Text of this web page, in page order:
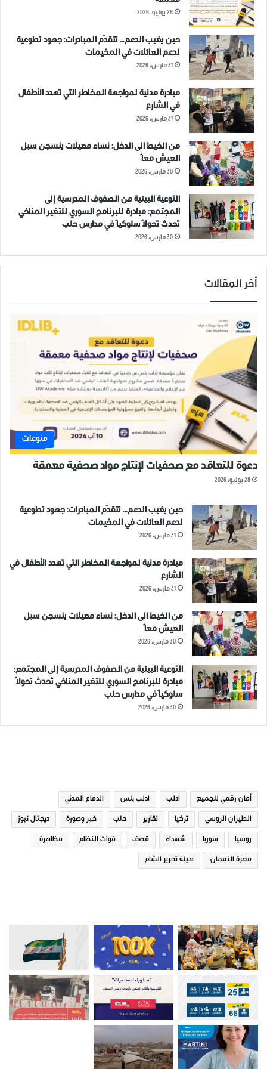
مرتبط
آخرين بقصف على ريف إدلب
في "مقالات"
2019 في مدينة ادلب وريفها.
في "غير مصنف"
مقتل 3 مدنيين وإصابة 11 آخرين
بقصف على ريف إدلب
24 نوفمبر، 2019
في "مقالات"
28 يوليو، 2026
حين يغيب الدعم… تتقدّم المبادرات: جهود تطوعية
لدعم العائلات في المخيمات
31 مارس، 2026
مبادرة مدنية لمواجهة المخاطر التي تهدد الأطفال
في الشارع
31 مارس، 2026
من الخيط الى الدخل: نساء معيلات ينسجن سبل
العيش معاً
30 مارس، 2026
التوعية البيئية من الصفوف المدرسية إلى
المجتمع: مبادرة للبرنامج السوري للتغير المناخي
تُحدث تحولاً سلوكياً في مدارس حلب
30 مارس، 2026
أخر المقالات
منوعات
دعوة للتعاقد مع صحفيات لإنتاج مواد صحفية معمقة
28 يوليو، 2026
حين يغيب الدعم… تتقدّم المبادرات: جهود تطوعية
لدعم العائلات في المخيمات
31 مارس، 2026
مبادرة مدنية لمواجهة المخاطر التي تهدد الأطفال في
الشارع
31 مارس، 2026
من الخيط الى الدخل: نساء معيلات ينسجن سبل
العيش معاً
30 مارس، 2026
التوعية البيئية من الصفوف المدرسية إلى المجتمع:
مبادرة للبرنامج السوري للتغير المناخي تُحدث تحولاً
سلوكياً في مدارس حلب
30 مارس، 2026
أمان رقمي للجميع ادلب ادلب بلس الدفاع المدني
الطيران الروسي تركيا تقارير حلب خبر وصورة ديجتال نيوز
روسيا سوريا شهداء قصف قوات النظام مظاهرة
معرة النعمان هيئة تحرير الشام